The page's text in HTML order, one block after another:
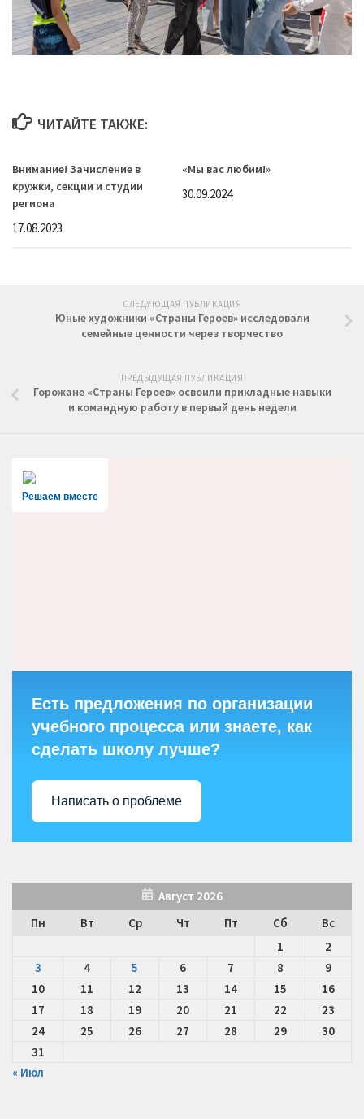
ЧИТАЙТЕ ТАКЖЕ:
Внимание! Зачисление в
кружки, секции и студии
региона
17.08.2023
«Мы вас любим!»
30.09.2024
СЛЕДУЮЩАЯ ПУБЛИКАЦИЯ
Юные художники «Страны Героев» исследовали
семейные ценности через творчество
ПРЕДЫДУЩАЯ ПУБЛИКАЦИЯ
Горожане «Страны Героев» освоили прикладные навыки
и командную работу в первый день недели
Решаем вместе
Есть предложения по организации
учебного процесса или знаете, как
сделать школу лучше?
Написать о проблеме
Август 2026
Пн
Вт Ср Чт Пт Сб
Вс
1
2
3
4 5 6 7 8
9
10
11 12 13 14 15
16
17
18 19 20 21 22
23
24
25 26 27 28 29
30
31
« Июл